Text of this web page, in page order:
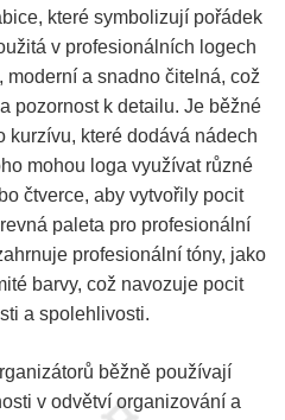
které symbolizují pořádek
v profesionálních logech
a snadno čitelná, což
pozornost k detailu. Je běžné
kurzívu, které dodává nádech
mohou loga využívat různé
čtverce, aby vytvořily pocit
paleta pro profesionální
profesionální tóny, jako
barvy, což navozuje pocit
a spolehlivosti.
běžně používají
v odvětví organizování a